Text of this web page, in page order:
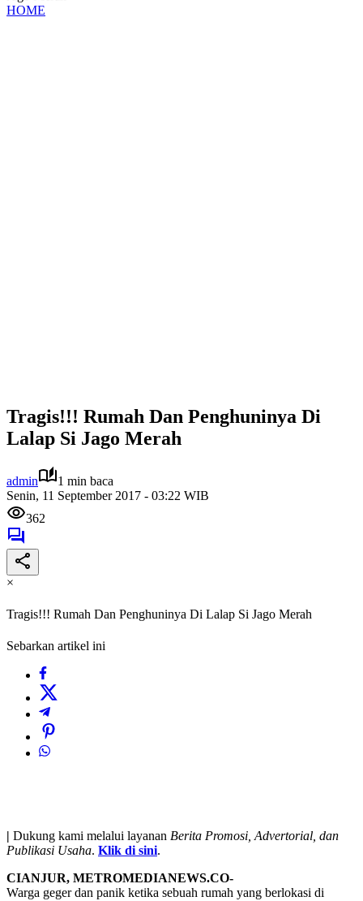
HOME
Tragis!!! Rumah Dan Penghuninya Di
Lalap Si Jago Merah
admin
1 min baca
Senin, 11 September 2017 - 03:22 WIB
362
×
Tragis!!! Rumah Dan Penghuninya Di Lalap Si Jago Merah
Sebarkan artikel ini
| Dukung kami melalui layanan Berita Promosi, Advertorial, dan
Publikasi Usaha. Klik di sini.
CIANJUR, METROMEDIANEWS.CO-
Warga geger dan panik ketika sebuah rumah yang berlokasi di